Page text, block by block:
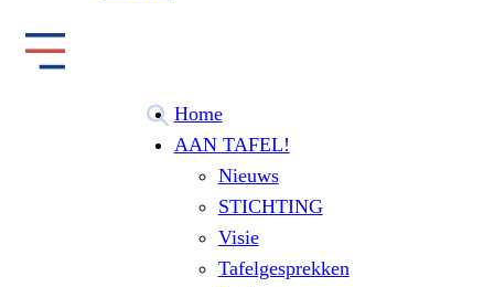
Home
AAN TAFEL!
Nieuws
STICHTING
Visie
Tafelgesprekken